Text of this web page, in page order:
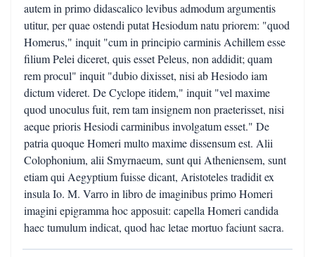
autem in primo didascalico levibus admodum argumentis
utitur, per quae ostendi putat Hesiodum natu priorem: "quod
Homerus," inquit "cum in principio carminis Achillem esse
filium Pelei diceret, quis esset Peleus, non addidit; quam
rem procul" inquit "dubio dixisset, nisi ab Hesiodo iam
dictum videret. De Cyclope itidem," inquit "vel maxime
quod unoculus fuit, rem tam insignem non praeterisset, nisi
aeque prioris Hesiodi carminibus involgatum esset." De
patria quoque Homeri multo maxime dissensum est. Alii
Colophonium, alii Smyrnaeum, sunt qui Atheniensem, sunt
etiam qui Aegyptium fuisse dicant, Aristoteles tradidit ex
insula Io. M. Varro in libro de imaginibus primo Homeri
imagini epigramma hoc apposuit: capella Homeri candida
haec tumulum indicat, quod hac letae mortuo faciunt sacra.